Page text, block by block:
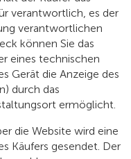
verantwortlich, es der
verantwortlichen
können Sie das
eines technischen
Gerät die Anzeige des
durch das
ermöglicht.
die Website wird eine
Käufers gesendet. Der